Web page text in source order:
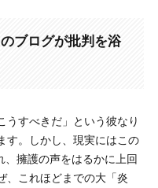
ブログが批判を浴
うすべきだ」という彼なり
す。しかし、現実にはこの
、擁護の声をはるかに上回
、これほどまでの大「炎